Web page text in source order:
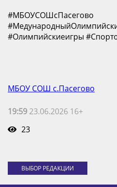
#МБОУСОШсПасегово
#Олимпийскиеигры
МБОУ СОШ с.Пасегово
19:59 23.06.2026 16+
23
ВЫБОР РЕДАКЦИИ